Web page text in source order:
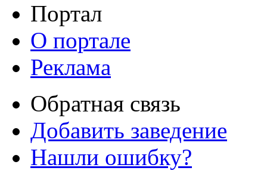
Портал
О портале
Реклама
Обратная связь
Добавить заведение
Нашли ошибку?